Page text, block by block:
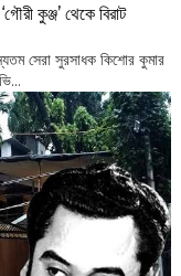
কুঞ্জ’ থেকে বিরাট
সেরা সুরসাধক কিশোর কুমার